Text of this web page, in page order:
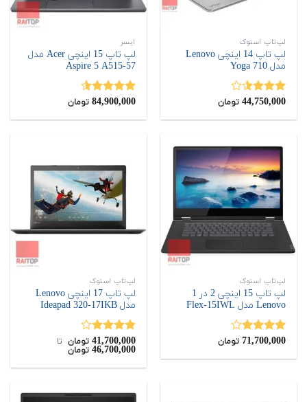
لپ‌تاپ استوک
لپ تاپ 14 اینچی Lenovo
مدل Yoga 710
نمره
5
44,750,000 تومان
ایسر
لپ تاپ 15 اینچی Acer مدل
Aspire 5 A515-57
نمره4.50
84,900,000 تومان
لپ‌تاپ استوک
لپ تاپ 15 اینچی 2 در 1
Lenovo مدل Flex-15IWL
نمره
71,700,000 تومان
لپ‌تاپ استوک
لپ تاپ 17 اینچی Lenovo
مدل Ideapad 320-17IKB
نمره
4.00از 5
41,700,000 تومان ‌ تا ‌
46,700,000 تومان